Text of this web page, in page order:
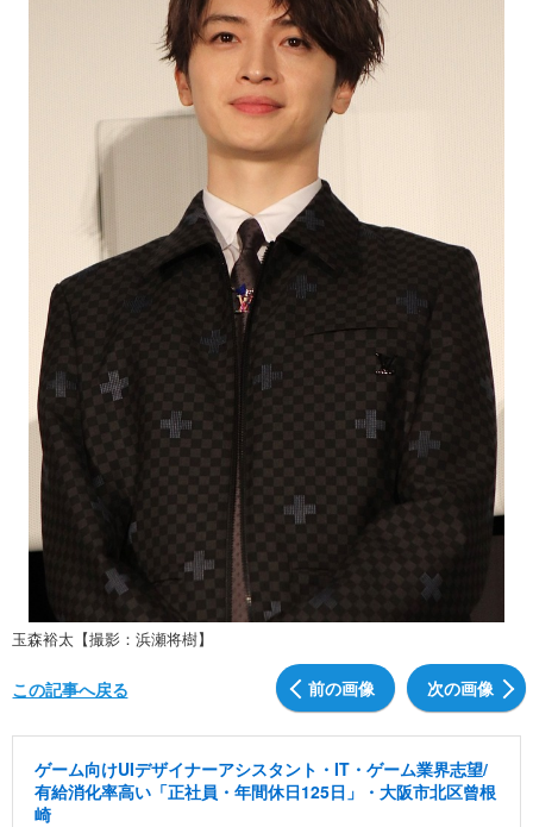
玉森裕太【撮影：浜瀬将樹】
前の画像 次の画像
この記事へ戻る
ゲーム向けUIデザイナーアシスタント・IT・ゲーム業界志望/
有給消化率高い「正社員・年間休日125日」・大阪市北区曾根
崎